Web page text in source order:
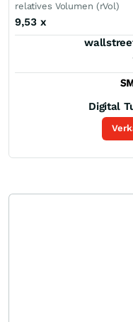
relatives Volumen (rVol)
9,53 x
Digital